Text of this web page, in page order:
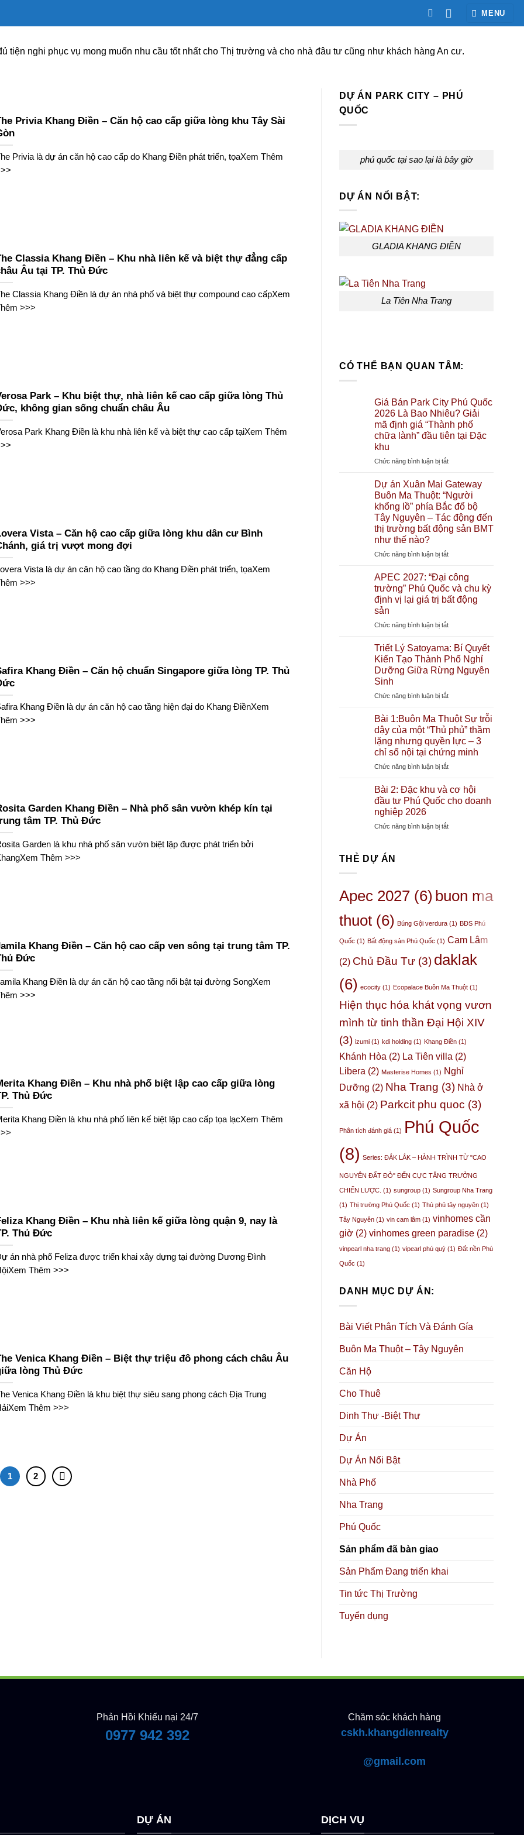
MENU
tiện nghi phục vụ mong muốn nhu cầu tốt nhất cho Thị trường và cho nhà đâu tư cũng như khách hàng An cư.
Privia Khang Điền – Căn hộ cao cấp giữa lòng khu Tây Sài
Privia là dự án căn hộ cao cấp do Khang Điền phát triển, tọaXem Thêm
Classia Khang Điền – Khu nhà liên kế và biệt thự đẳng cấp
Âu tại TP. Thủ Đức
Classia Khang Điền là dự án nhà phố và biệt thự compound cao cấpXem
>>>
Park – Khu biệt thự, nhà liên kế cao cấp giữa lòng Thủ
không gian sống chuẩn châu Âu
Park Khang Điền là khu nhà liên kế và biệt thự cao cấp tạiXem Thêm
Vista – Căn hộ cao cấp giữa lòng khu dân cư Bình
giá trị vượt mong đợi
Vista là dự án căn hộ cao tầng do Khang Điền phát triển, tọaXem
>>>
Khang Điền – Căn hộ chuẩn Singapore giữa lòng TP. Thủ
Khang Điền là dự án căn hộ cao tầng hiện đại do Khang ĐiềnXem
>>>
Garden Khang Điền – Nhà phố sân vườn khép kín tại
tâm TP. Thủ Đức
Garden là khu nhà phố sân vườn biệt lập được phát triển bởi
Thêm >>>
Khang Điền – Căn hộ cao cấp ven sông tại trung tâm TP.
Đức
Khang Điền là dự án căn hộ cao tầng nổi bật tại đường SongXem
>>>
Khang Điền – Khu nhà phố biệt lập cao cấp giữa lòng
Thủ Đức
Khang Điền là khu nhà phố liên kế biệt lập cao cấp tọa lạcXem Thêm
Khang Điền – Khu nhà liên kế giữa lòng quận 9, nay là
Thủ Đức
án nhà phố Feliza được triển khai xây dựng tại đường Dương Đình
Thêm >>>
Venica Khang Điền – Biệt thự triệu đô phong cách châu Âu
lòng Thủ Đức
Venica Khang Điền là khu biệt thự siêu sang phong cách Địa Trung
Thêm >>>
1 2
DỰ ÁN PARK CITY – PHÚ
QUỐC
phú quốc tại sao lại là bây giờ
DỰ ÁN NỔI BẬT:
GLADIA KHANG ĐIỀN
La Tiên Nha Trang
CÓ THỂ BẠN QUAN TÂM:
Giá Bán Park City Phú Quốc
2026 Là Bao Nhiêu? Giải
mã định giá “Thành phố
chữa lành” đầu tiên tại Đặc
khu
Chức năng bình luận bị tắtở
Bán
Park
City
Phú
Quốc
2026
Bao
Giải
mã
định
phố
lành”
đầu
tiên
Dự án Xuân Mai Gateway
Buôn Ma Thuột: “Người
khổng lồ” phía Bắc đổ bộ
Tây Nguyên – Tác động đến
thị trường bất động sản BMT
như thế nào?
Chức năng bình luận bị tắtở
án
Xuân
Mai
Gateway
Ma
“Người
khổng
lồ”
Tây
Nguyên
–
Tác
động
trường
bất
sản
APEC 2027: “Đại công
trường” Phú Quốc và chu kỳ
định vị lại giá trị bất động
sản
Chức năng bình luận bị tắtở
2027:
“Đại
công
trường”
Quốc
chu
kỳ
định
vị
bất
động
Triết Lý Satoyama: Bí Quyết
Kiến Tạo Thành Phố Nghỉ
Dưỡng Giữa Rừng Nguyên
Sinh
Chức năng bình luận bị tắtở
Lý
Satoyama:
Bí
Quyết
Kiến
Tạo
Phố
Nghỉ
Bài 1:Buôn Ma Thuột Sự trỗi
dậy của một “Thủ phủ” thầm
lặng nhưng quyền lực – 3
chỉ số nội tại chứng minh
Chức năng bình luận bị tắtở
1:Buôn
Ma
trỗi
thầm
lặng
quyền
–
3
chỉ
nội
chứng
minh
Bài 2: Đặc khu và cơ hội
đầu tư Phú Quốc cho doanh
nghiệp 2026
Chức năng bình luận bị tắtở
hội
tư
Quốc
doanh
2026
THẺ DỰ ÁN
Apec 2027 (6) buon ma
thuot (6) Búng Gội verdura (1) BĐS Phú
Quốc (1) Bất động sản Phú Quốc (1) Cam Lâm
(2) Chủ Đầu Tư (3) daklak
(6) ecocity (1) Ecopalace Buôn Ma Thuột (1)
Hiện thục hóa khát vọng vươn
mình từ tinh thần Đại Hội XIV
(3) izumi (1) kdi holding (1) Khang Điền (1)
Khánh Hòa (2) La Tiên villa (2)
Libera (2) Masterise Homes (1) Nghỉ
Dưỡng (2) Nha Trang (3) Nhà ở
xã hội (2) Parkcit phu quoc (3)
Phân tích đánh giá (1) Phú Quốc
(8) Series: ĐẮK LẮK – HÀNH TRÌNH TỪ "CAO
NGUYÊN ĐẤT ĐỎ" ĐẾN CỰC TĂNG TRƯỞNG
CHIẾN LƯỢC. (1) sungroup (1) Sungroup Nha Trang
(1) Thị trường Phú Quốc (1) Thủ phủ tây nguyên (1)
Tây Nguyên (1) vin cam lâm (1) vinhomes cần
giờ (2) vinhomes green paradise (2)
vinpearl nha trang (1) vipearl phú quý (1) Đất nền Phú
Quốc (1)
DANH MỤC DỰ ÁN:
Bài Viết Phân Tích Và Đánh Gía
Buôn Ma Thuột – Tây Nguyên
Căn Hộ
Cho Thuê
Dinh Thự -Biệt Thự
Dự Án
Dự Án Nổi Bật
Nhà Phố
Nha Trang
Phú Quốc
Sản phẩm đã bàn giao
Sản Phẩm Đang triển khai
Tin tức Thị Trường
Tuyển dụng
Phản Hồi Khiếu nại 24/7
0977 942 392
Chăm sóc khách hàng
cskh.khangdienrealty
@gmail.com
DỰ ÁN DỊCH VỤ